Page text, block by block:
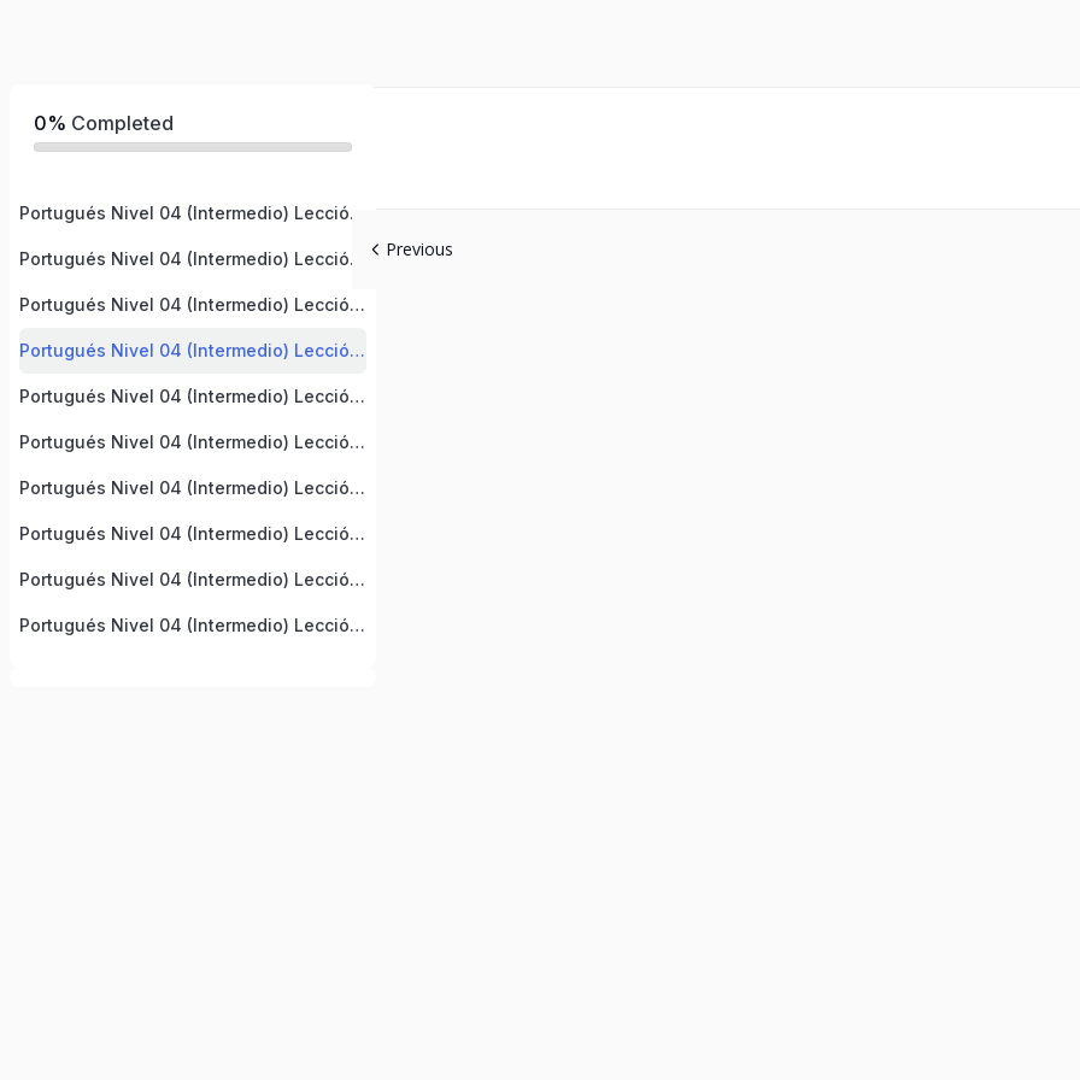
0% Completed
Portugués Nivel 04 (Intermedio) Lección 1
Portugués Nivel 04 (Intermedio) Lección 2
Portugués Nivel 04 (Intermedio) Lección 3
Portugués Nivel 04 (Intermedio) Lección 4
Portugués Nivel 04 (Intermedio) Lección 5
Portugués Nivel 04 (Intermedio) Lección 6
Portugués Nivel 04 (Intermedio) Lección 7
Portugués Nivel 04 (Intermedio) Lección 8
Portugués Nivel 04 (Intermedio) Lección 9
Portugués Nivel 04 (Intermedio) Lección 10
Previous